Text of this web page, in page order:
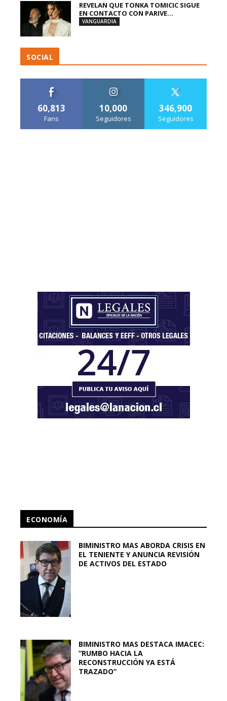
REVELAN QUE TONKA TOMICIC SIGUE
EN CONTACTO CON PARIVE...
VANGUARDIA
SOCIAL
60,813
Fans
10,000
Seguidores
346,900
Seguidores
ECONOMÍA
BIMINISTRO MAS ABORDA CRISIS EN
EL TENIENTE Y ANUNCIA REVISIÓN
DE ACTIVOS DEL ESTADO
BIMINISTRO MAS DESTACA IMACEC:
“RUMBO HACIA LA
RECONSTRUCCIÓN YA ESTÁ
TRAZADO”